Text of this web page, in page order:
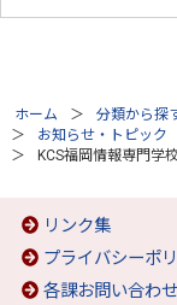
ホーム 分類から探
お知らせ・トピック
KCS福岡情報専門学
リンク集
プライバシーポ
各課お問い合わせ